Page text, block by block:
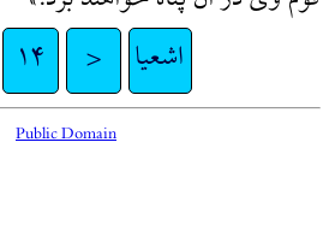
اشعیا < ۱۴
Public Domain